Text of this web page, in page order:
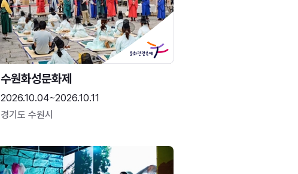
수원화성문화제
2026.10.04~2026.10.11
경기도 수원시